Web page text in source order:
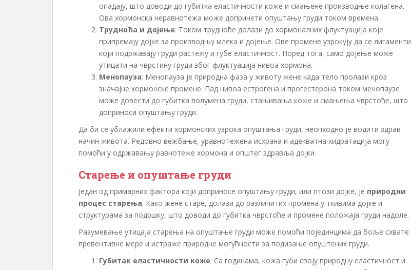
опадају, што доводи до губитка еластичности коже и смањене производње колагена.
Ова хормонска неравнотежа може допринети опуштању груди током времена.
Трудноћа и дојење: Током трудноће долази до хормоналних флуктуација које
припремају дојке за производњу млека и дојење. Ове промене узрокују да се лигаменти
који подржавају груди растежу и губе еластичност. Поред тога, само дојење може
утицати на чврстину груди због флуктуација нивоа хормона.
Менопауза: Менопауза је природна фаза у животу жене када тело пролази кроз
значајне хормонске промене. Пад нивоа естрогена и прогестерона током менопаузе
може довести до губитка волумена груди, стањивања коже и смањења чврстоће, што
доприноси опуштању груди.
Да би се ублажили ефекти хормонских узрока опуштања груди, неопходно је водити здрав
начин живота. Редовно вежбање, уравнотежена исхрана и адекватна хидратација могу
помоћи у одржавању равнотеже хормона и општег здравља дојки.
Старење и опуштање груди
Један од примарних фактора који доприносе опуштању груди, или птози дојке, је природни
процес старења. Како жене старе, долази до различитих промена у ткивима дојке и
структурама за подршку, што доводи до губитка чврстоће и промене положаја груди надоле.
Разумевање утицаја старења на опуштање груди може помоћи појединцима да боље схвате
превентивне мере и истраже природне могућности за подизање опуштених груди.
Губитак еластичности коже: Са годинама, кожа губи своју природну еластичност и